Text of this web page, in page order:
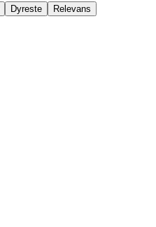
Dyreste
Relevans